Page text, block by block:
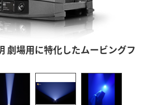
劇場用に特化したムービングフ